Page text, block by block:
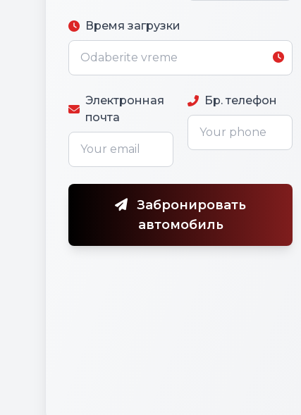
Время загрузки
Электронная
почта
Бр. телефон
Забронировать
автомобиль